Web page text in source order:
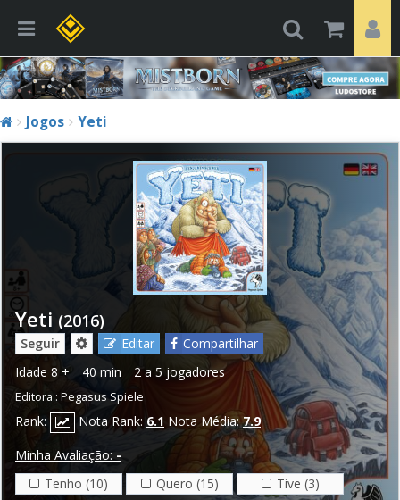
Jogos Yeti
Yeti (2016)
Seguir Editar
Compartilhar
Idade 8 + 40 min 2 a 5 jogadores
Editora : Pegasus Spiele
Rank: Nota Rank: 6.1 Nota Média:7.9
Minha Avaliação: -
Tenho (10)
Quero (15)
Tive (3)